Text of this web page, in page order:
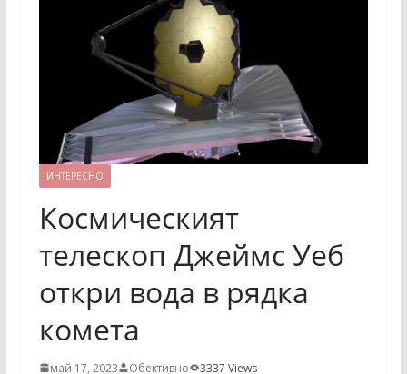
ИНТЕРЕСНО
Космическият
телескоп Джеймс Уеб
откри вода в рядка
комета
май 17, 2023 Обективно 3337 Views